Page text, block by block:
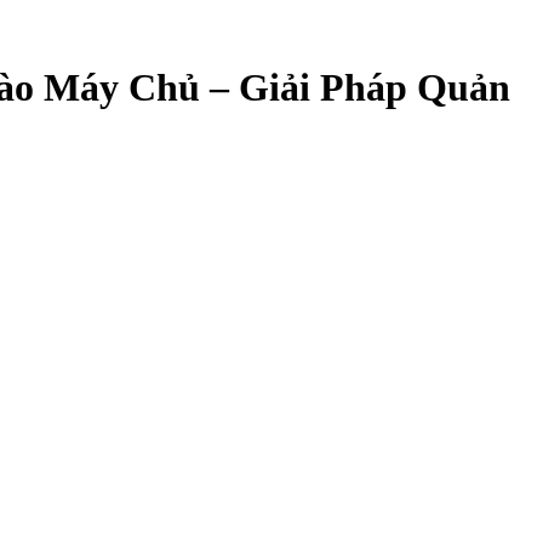
Máy Chủ – Giải Pháp Quản